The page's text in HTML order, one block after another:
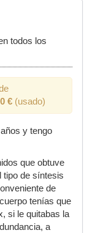
todos los
€ (usado)
y tengo
que obtuve
tipo de síntesis
de
tenías que
si le quitabas la
a